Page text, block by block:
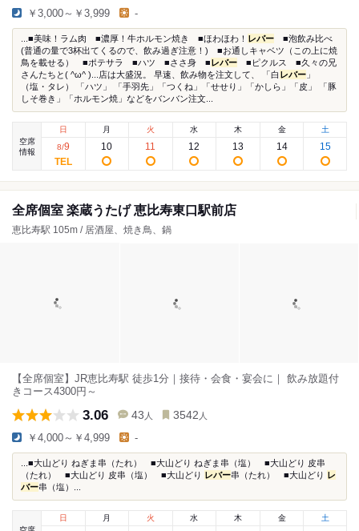
￥3,000～￥3,999 -
...■美味！ラム肉 ■濃厚！牛ホルモン焼き ■ほわほわ！ レバー ■泡飲み比べ
(普通の量で3杯出てくるので、飲み過ぎ注意！) ■お通しキャベツ（この上に焼
鳥を載せる） ■ポテサラ ■ハツ ■ささ身 ■ レバー ■ピクルス ■久々の兄
さんたちと( ^ω^ )...店は大盛況。 早速、飲み物を注文して、 「白 レバー 」
（塩・タレ） 「ハツ」 「手羽先」「つくね」「せせり」「かしら」「皮」 「豚
しそ巻き」「ホルモン焼」などをバンバン注文...
空席
情報
日
8/9
月
10
火
11
水
12
木
13
金
14
土
15
全席個室 楽蔵うたげ 恵比寿東口駅前店
恵比寿駅 105m / 居酒屋、焼き鳥、鍋
【全席個室】JR恵比寿駅 徒歩1分｜接待・会食・宴会に｜ 飲み放題付
きコース4300円～
3.06 43 人 3542 人
￥4,000～￥4,999 -
...■大山どり ねぎま串（たれ） ■大山どり ねぎま串（塩） ■大山どり 皮串
（たれ） ■大山どり 皮串（塩） ■大山どり
レバー串（たれ） ■大山どり
レ
バー串（塩）...
日 月 火 水 木 金 土